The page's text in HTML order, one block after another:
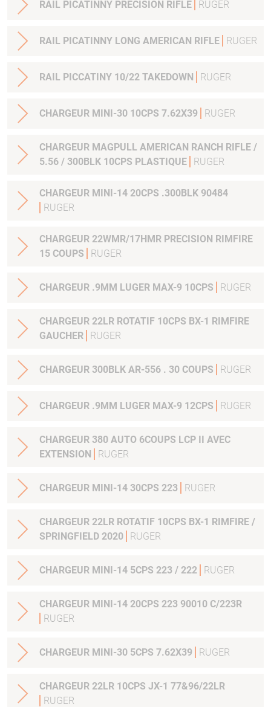
RAIL PICATINNY PRECISION RIFLE RUGER
RAIL PICATINNY LONG AMERICAN RIFLE RUGER
RAIL PICCATINY 10/22 TAKEDOWN RUGER
CHARGEUR MINI-30 10CPS 7.62X39 RUGER
CHARGEUR MAGPULL AMERICAN RANCH RIFLE /
5.56 / 300BLK 10CPS PLASTIQUE
RUGER
CHARGEUR MINI-14 20CPS .300BLK 90484
RUGER
CHARGEUR 22WMR/17HMR PRECISION RIMFIRE
15 COUPS
RUGER
CHARGEUR .9MM LUGER MAX-9 10CPS RUGER
CHARGEUR 22LR ROTATIF 10CPS BX-1 RIMFIRE
GAUCHER
RUGER
CHARGEUR 300BLK AR-556 . 30 COUPS RUGER
CHARGEUR .9MM LUGER MAX-9 12CPS RUGER
CHARGEUR 380 AUTO 6COUPS LCP II AVEC
EXTENSION
RUGER
CHARGEUR MINI-14 30CPS 223 RUGER
CHARGEUR 22LR ROTATIF 10CPS BX-1 RIMFIRE /
SPRINGFIELD 2020
RUGER
CHARGEUR MINI-14 5CPS 223 / 222 RUGER
CHARGEUR MINI-14 20CPS 223 90010 C/223R
RUGER
CHARGEUR MINI-30 5CPS 7.62X39 RUGER
CHARGEUR 22LR 10CPS JX-1 77&96/22LR
RUGER